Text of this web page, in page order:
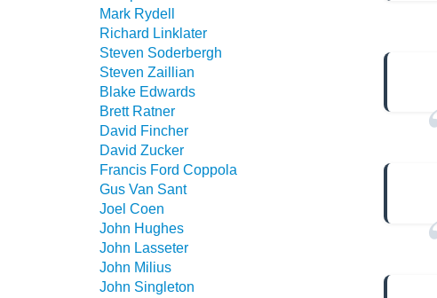
Mark Rydell
Richard Linklater
Steven Soderbergh
Steven Zaillian
Blake Edwards
Brett Ratner
David Fincher
David Zucker
Francis Ford Coppola
Gus Van Sant
Joel Coen
John Hughes
John Lasseter
John Milius
John Singleton